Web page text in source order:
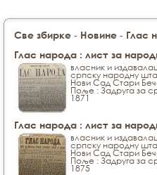
Све збирке - Новине - Глас
Глас народа : лист за
власник и
српску народну
Нови Сад Стари
Поље : Задруга за
1871
Глас народа : лист за
власник и
српску народну
Нови Сад Стари
Поље : Задруга за
1875